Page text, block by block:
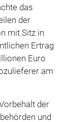
das
der
mit Sitz in
Ertrag
Euro
am
der
und